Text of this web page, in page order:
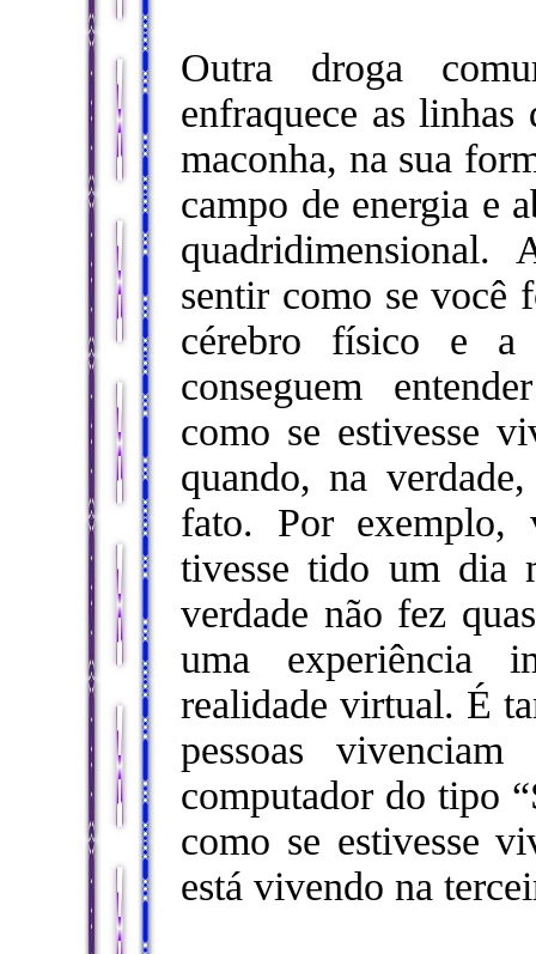
Outra droga
enfraquece as
maconha, na sua
campo de energia e
sentir como se você
cérebro físico e a
conseguem
como se estivesse
quando, na
fato. Por exemplo,
tivesse tido um dia
verdade não fez
uma experiência
realidade virtual. É
pessoas
computador do tipo
como se estivesse
está vivendo na